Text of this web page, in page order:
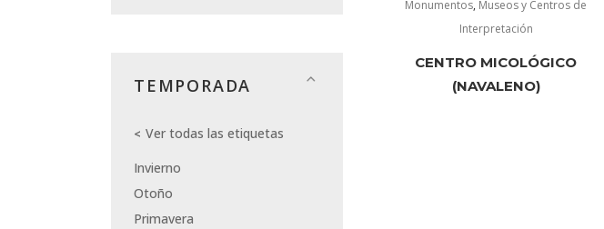
TEMPORADA
Ver todas las etiquetas
Invierno
Otoño
Primavera
Monumentos, Museos y Centros de
Interpretación
CENTRO MICOLÓGICO
(NAVALENO)